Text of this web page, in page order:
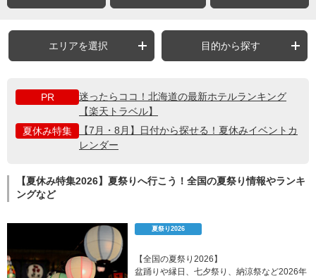
エリアを選択 目的から探す
PR
迷ったらココ！北海道の最新ホテルランキング
【楽天トラベル】
夏休み特集
【7月・8月】日付から探せる！夏休みイベントカ
レンダー
【夏休み特集2026】夏祭りへ行こう！全国の夏祭り情報やランキ
ングなど
夏祭り2026
【全国の夏祭り2026】
盆踊りや縁日、七夕祭り、納涼祭など2026年